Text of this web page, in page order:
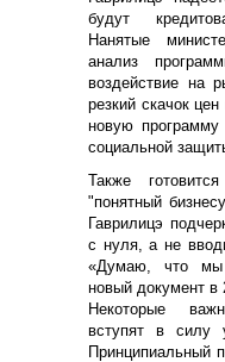
будут
Нанятые
анализ
воздействие на
резкий скачок
новую программу
социальной
Также
"понятный
Гаврилицэ
с нуля, а не
«Думаю, что мы
новый документ в
Некоторые
вступят в силу
Принципиальный